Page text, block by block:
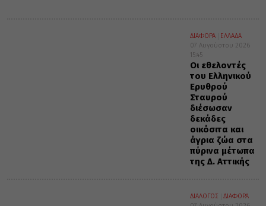
ΔΙΑΦΟΡΑ
ΕΛΛΑΔΑ
07 Αυγούστου 2026
15:45
Οι εθελοντές
του Ελληνικού
Ερυθρού
Σταυρού
διέσωσαν
δεκάδες
οικόσιτα και
άγρια ζώα στα
πύρινα μέτωπα
της Δ. Αττικής
ΔΙΑΛΟΓΟΣ
ΔΙΑΦΟΡΑ